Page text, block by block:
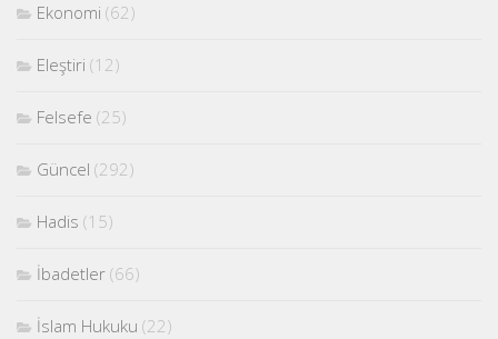
Ekonomi (62)
Eleştiri (12)
Felsefe (25)
Güncel (292)
Hadis (15)
İbadetler (66)
İslam Hukuku (22)